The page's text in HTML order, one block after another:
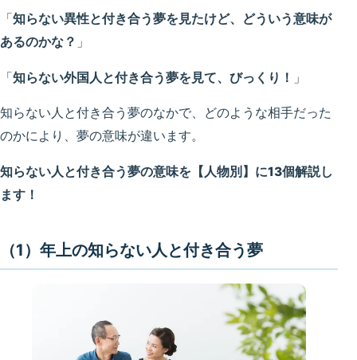
「 知らない異性と付き合う夢を見たけど、どういう意味が
あるのかな？ 」
「知らない外国人と付き合う夢を見て、びっくり！ 」
知らない人と付き合う夢のなかで、どのような相手だった
のかにより、夢の意味が違います。
知らない人と付き合う夢の意味を【人物別】に13個解説し
ます！
（1）年上の知らない人と付き合う夢